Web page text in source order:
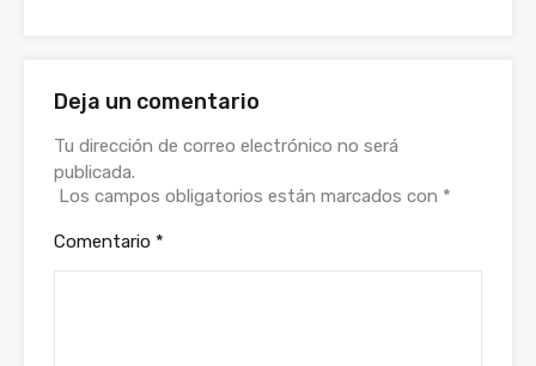
Deja un comentario
Tu dirección de correo electrónico no será
publicada.
Los campos obligatorios están marcados con *
Comentario *